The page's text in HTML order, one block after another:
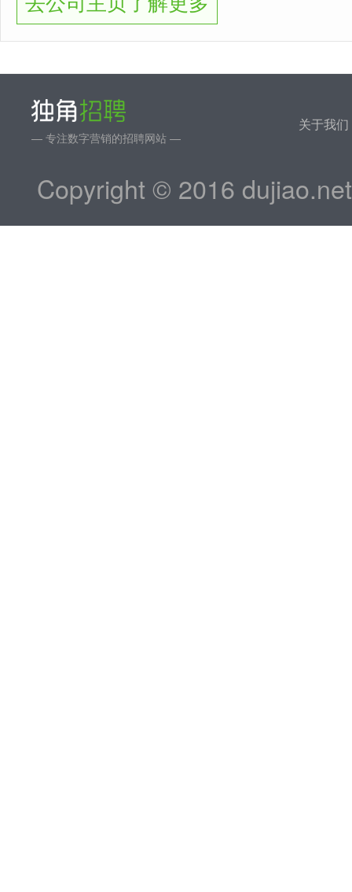
— 专注数字营销的招聘网站 —
关于我们
Copyright © 2016